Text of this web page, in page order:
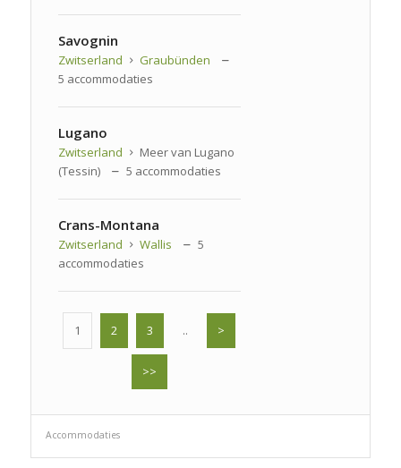
Savognin
Zwitserland
Graubünden
5 accommodaties
Lugano
Zwitserland
Meer van Lugano
(Tessin)
5 accommodaties
Crans-Montana
Zwitserland Wallis
5
accommodaties
1 2 3 .. >
>>
Accommodaties